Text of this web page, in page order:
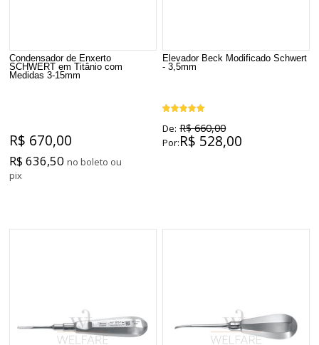
Condensador de Enxerto
SCHWERT em Titânio com
Medidas 3-15mm
R$ 670,00
R$ 636,50 no boleto ou
pix
Elevador Beck Modificado Schwert
- 3,5mm
De: R$ 660,00
Por:R$ 528,00